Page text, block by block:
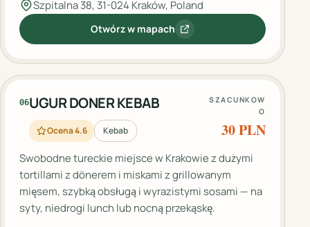
Szpitalna 38, 31-024 Kraków, Poland
Otwórz w mapach
:Ciro Grill Kebab & Turkish
06UGUR DONER KEBAB
Ocena 4.6 Kebab
SZACUNKOW
O
30 PLN
Swobodne tureckie miejsce w Krakowie z dużymi
tortillami z dönerem i miskami z grillowanym
mięsem, szybką obsługą i wyrazistymi sosami — na
syty, niedrogi lunch lub nocną przekąskę.